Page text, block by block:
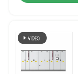
Casa.
Prodotti